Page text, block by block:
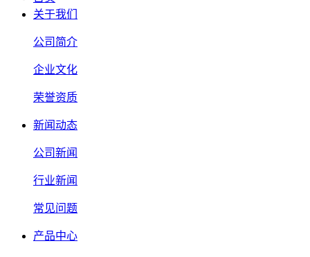
关于我们
公司简介
企业文化
荣誉资质
新闻动态
公司新闻
行业新闻
常见问题
产品中心